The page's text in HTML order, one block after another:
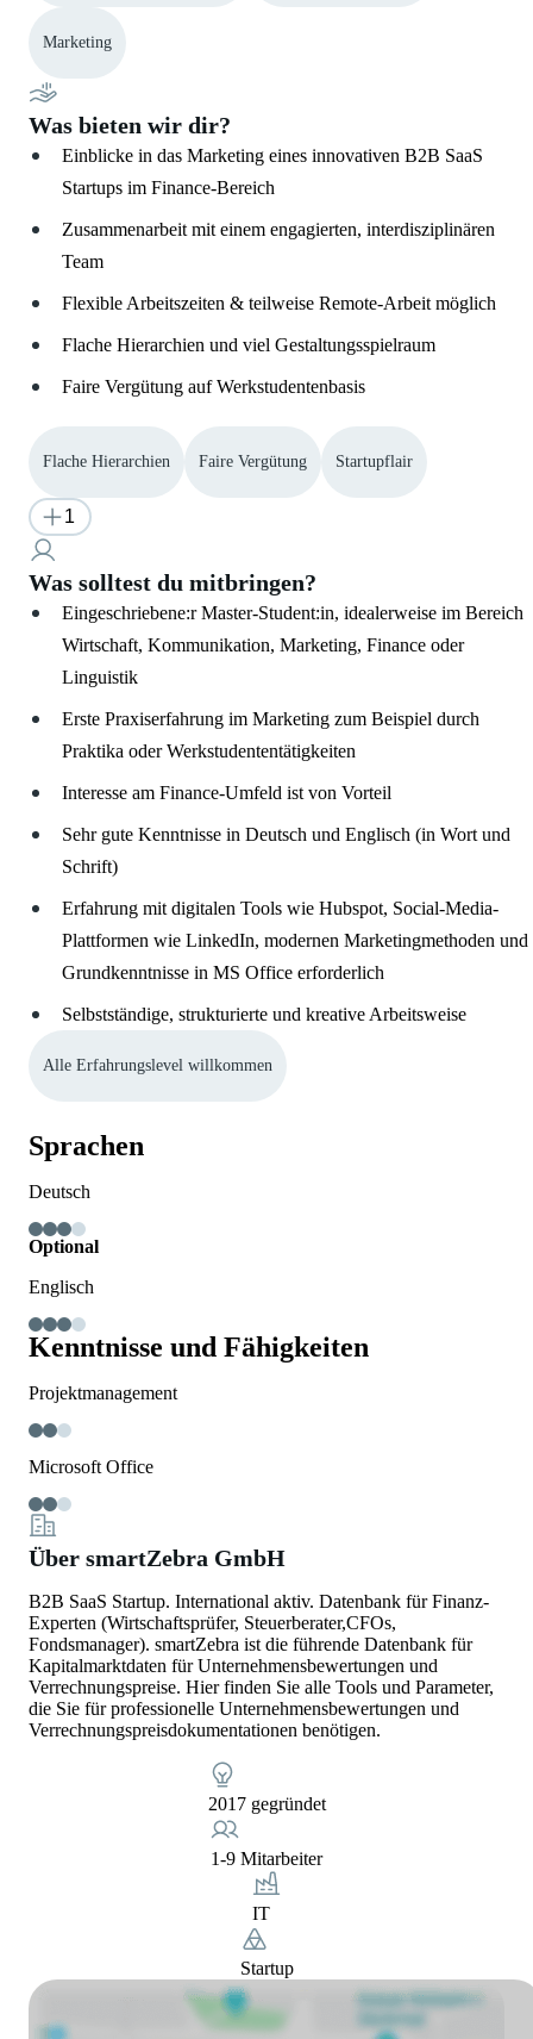
Marketing
Was bieten wir dir?
Einblicke in das Marketing eines innovativen B2B SaaS
Startups im Finance-Bereich
Zusammenarbeit mit einem engagierten, interdisziplinären
Team
Flexible Arbeitszeiten & teilweise Remote-Arbeit möglich
Flache Hierarchien und viel Gestaltungsspielraum
Faire Vergütung auf Werkstudentenbasis
Flache Hierarchien Faire Vergütung Startupflair
1
Was solltest du mitbringen?
Eingeschriebene:r Master-Student:in, idealerweise im Bereich
Wirtschaft, Kommunikation, Marketing, Finance oder
Linguistik
Erste Praxiserfahrung im Marketing zum Beispiel durch
Praktika oder Werkstudententätigkeiten
Interesse am Finance-Umfeld ist von Vorteil
Sehr gute Kenntnisse in Deutsch und Englisch (in Wort und
Schrift)
Erfahrung mit digitalen Tools wie Hubspot, Social-Media-
Plattformen wie LinkedIn, modernen Marketingmethoden und
Grundkenntnisse in MS Office erforderlich
Selbstständige, strukturierte und kreative Arbeitsweise
Alle Erfahrungslevel willkommen
Sprachen
Deutsch
Optional
Englisch
Kenntnisse und Fähigkeiten
Projektmanagement
Microsoft Office
Über smartZebra GmbH
B2B SaaS Startup. International aktiv. Datenbank für Finanz-
Experten (Wirtschaftsprüfer, Steuerberater,CFOs,
Fondsmanager). smartZebra ist die führende Datenbank für
Kapitalmarktdaten für Unternehmensbewertungen und
Verrechnungspreise. Hier finden Sie alle Tools und Parameter,
die Sie für professionelle Unternehmensbewertungen und
Verrechnungspreisdokumentationen benötigen.
2017 gegründet
1-9 Mitarbeiter
IT
Startup